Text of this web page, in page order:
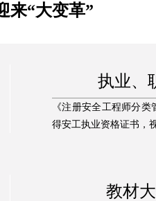
来“大变革”
执业、
《注册安全工程师分
得安工执业资格证书，
教材